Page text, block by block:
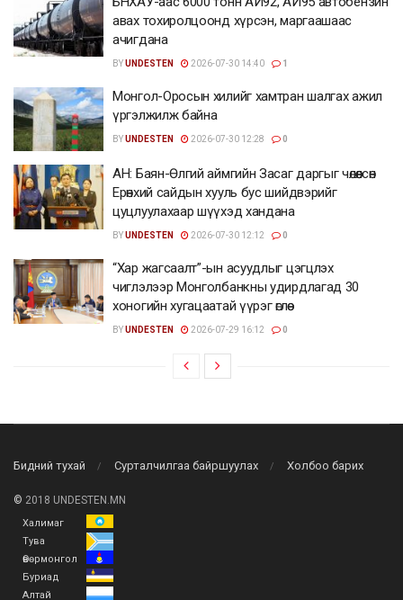
авах тохиролцоонд хүрсэн, маргаашаас
ачигдана
BYUNDESTEN 2026-07-30 14:40 1
Монгол-Оросын хилийг хамтран шалгах ажил
үргэлжилж байна
BYUNDESTEN 2026-07-30 12:28 0
АН: Баян-Өлгий аймгийн Засаг даргыг чөлөөлсөн
Ерөнхий сайдын хууль бус шийдвэрийг
цуцлуулахаар шүүхэд хандана
BYUNDESTEN 2026-07-30 12:12 0
“Хар жагсаалт”-ын асуудлыг цэгцлэх
чиглэлээр Монголбанкны удирдлагад 30
хоногийн хугацаатай үүрэг өглөө
BYUNDESTEN 2026-07-29 16:12 0
Бидний тухай Сурталчилгаа байршуулах Холбоо барих
© 2018 UNDESTEN.MN
Халимаг
Тува
Өвөрмонгол
Буриад
Алтай